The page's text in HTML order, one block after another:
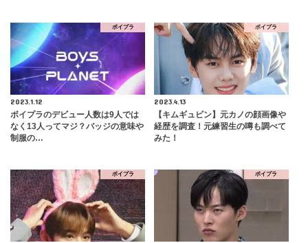
ボイプラ
2023.1.12
ボイプラのデビュー人数は9人では
なく13人ってマジ？バッジの意味や
制服の…
ボイプラ
2023.4.13
【キムギュビン】元カノの顔画像や
経歴を調査！元練習生の噂も調べて
みた！
ボイプラ ボイプラ